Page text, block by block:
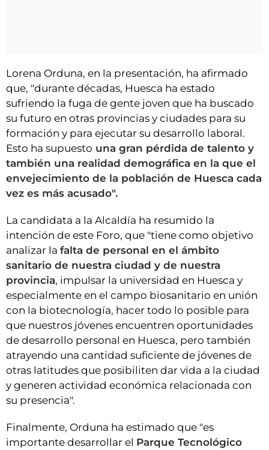
Lorena Orduna, en la presentación, ha afirmado
que, "durante décadas, Huesca ha estado
sufriendo la fuga de gente joven que ha buscado
su futuro en otras provincias y ciudades para su
formación y para ejecutar su desarrollo laboral.
Esto ha supuesto una gran pérdida de talento y
también una realidad demográfica en la que el
envejecimiento de la población de Huesca cada
vez es más acusado".
La candidata a la Alcaldía ha resumido la
intención de este Foro, que "tiene como objetivo
analizar la falta de personal en el ámbito
sanitario de nuestra ciudad y de nuestra
provincia, impulsar la universidad en Huesca y
especialmente en el campo biosanitario en unión
con la biotecnología, hacer todo lo posible para
que nuestros jóvenes encuentren oportunidades
de desarrollo personal en Huesca, pero también
atrayendo una cantidad suficiente de jóvenes de
otras latitudes que posibiliten dar vida a la ciudad
y generen actividad económica relacionada con
su presencia".
Finalmente, Orduna ha estimado que "es
importante desarrollar el Parque Tecnológico